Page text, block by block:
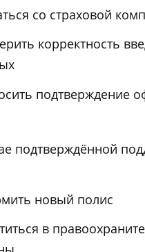
со страховой
корректность
подтверждение
подтверждённой
новый полис
в